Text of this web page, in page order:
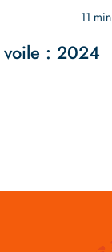
11 min
voile : 2024